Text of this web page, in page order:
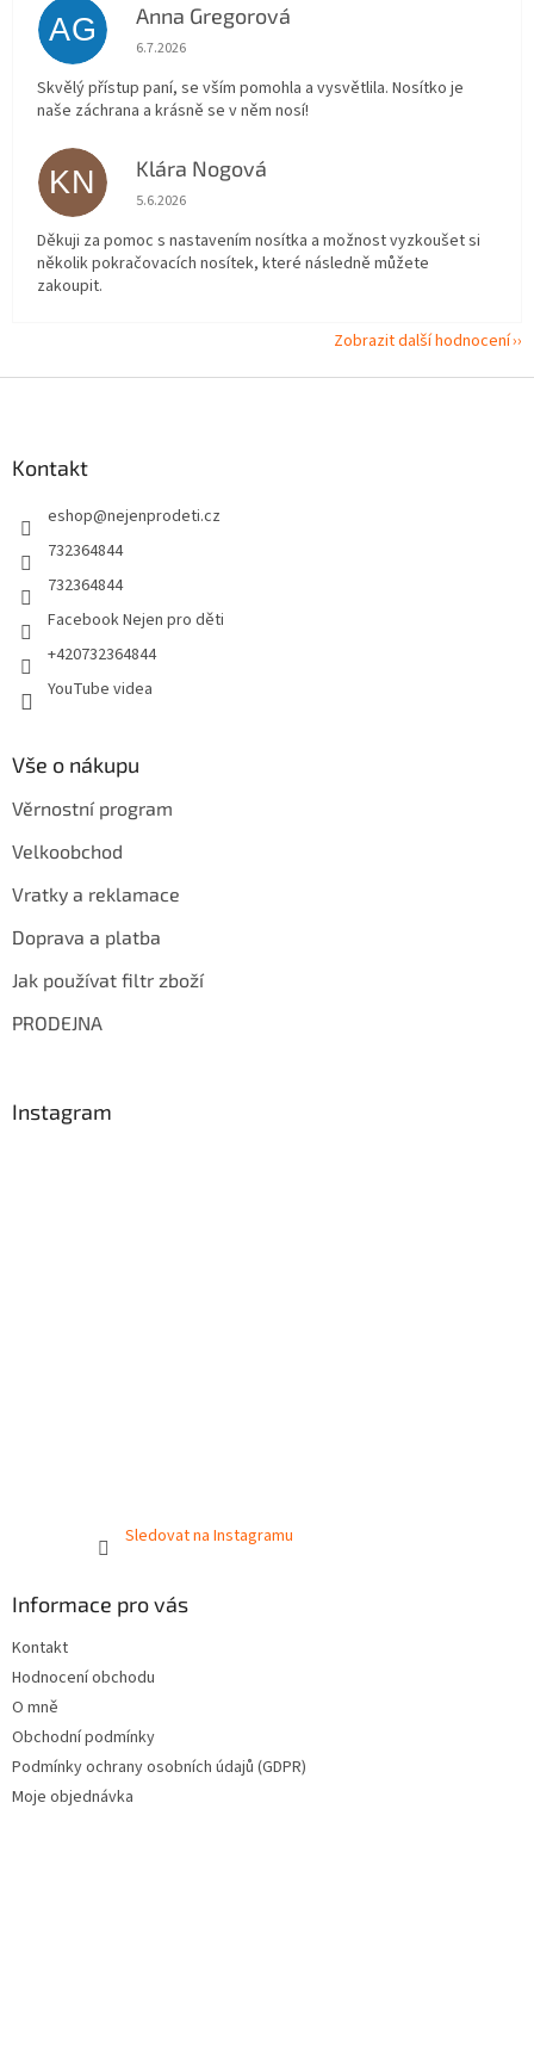
AG Anna Gregorová
Hodnocení obchodu je 5 z 5 hvězdiček.
6.7.2026
Skvělý přístup paní, se vším pomohla a vysvětlila. Nosítko je
naše záchrana a krásně se v něm nosí!
KN Klára Nogová
Hodnocení obchodu je 5 z 5 hvězdiček.
5.6.2026
Děkuji za pomoc s nastavením nosítka a možnost vyzkoušet si
několik pokračovacích nosítek, které následně můžete
zakoupit.
Zobrazit další hodnocení
Kontakt
eshop@nejenprodeti.cz
732364844
732364844
Facebook Nejen pro děti
+420732364844
YouTube videa
Vše o nákupu
Věrnostní program
Velkoobchod
Vratky a reklamace
Doprava a platba
Jak používat filtr zboží
PRODEJNA
Instagram
Sledovat na Instagramu
Informace pro vás
Kontakt
Hodnocení obchodu
O mně
Obchodní podmínky
Podmínky ochrany osobních údajů (GDPR)
Moje objednávka